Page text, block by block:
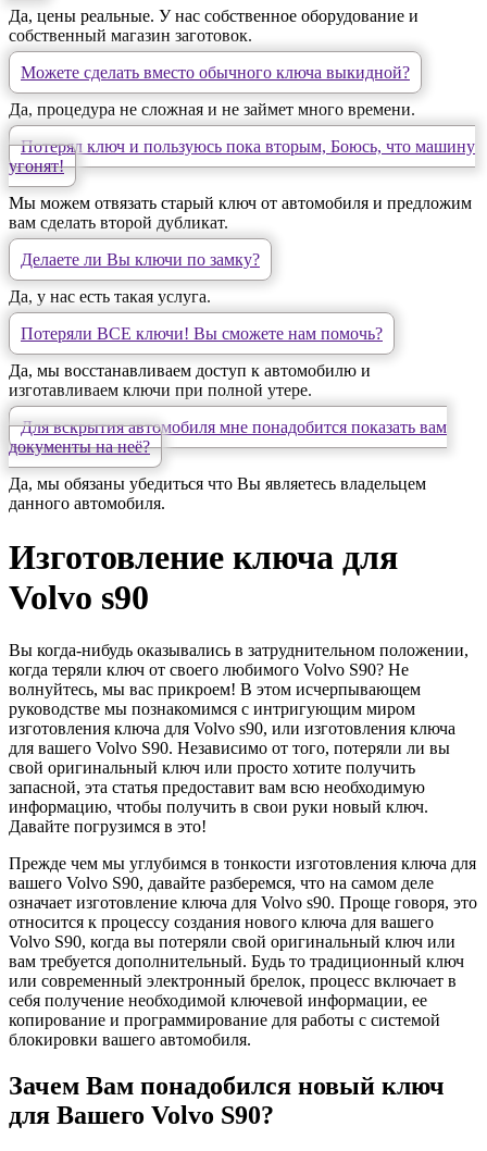
Да, цены реальные. У нас собственное оборудование и
собственный магазин заготовок.
Можете сделать вместо обычного ключа выкидной?
Да, процедура не сложная и не займет много времени.
Потерял ключ и пользуюсь пока вторым, Боюсь, что машину
угонят!
Мы можем отвязать старый ключ от автомобиля и предложим
вам сделать второй дубликат.
Делаете ли Вы ключи по замку?
Да, у нас есть такая услуга.
Потеряли ВСЕ ключи! Вы сможете нам помочь?
Да, мы восстанавливаем доступ к автомобилю и
изготавливаем ключи при полной утере.
Для вскрытия автомобиля мне понадобится показать вам
документы на неё?
Да, мы обязаны убедиться что Вы являетесь владельцем
данного автомобиля.
Изготовление ключа для
Volvo s90
Вы когда-нибудь оказывались в затруднительном положении,
когда теряли ключ от своего любимого Volvo S90? Не
волнуйтесь, мы вас прикроем! В этом исчерпывающем
руководстве мы познакомимся с интригующим миром
изготовления ключа для Volvo s90, или изготовления ключа
для вашего Volvo S90. Независимо от того, потеряли ли вы
свой оригинальный ключ или просто хотите получить
запасной, эта статья предоставит вам всю необходимую
информацию, чтобы получить в свои руки новый ключ.
Давайте погрузимся в это!
Прежде чем мы углубимся в тонкости изготовления ключа для
вашего Volvo S90, давайте разберемся, что на самом деле
означает изготовление ключа для Volvo s90. Проще говоря, это
относится к процессу создания нового ключа для вашего
Volvo S90, когда вы потеряли свой оригинальный ключ или
вам требуется дополнительный. Будь то традиционный ключ
или современный электронный брелок, процесс включает в
себя получение необходимой ключевой информации, ее
копирование и программирование для работы с системой
блокировки вашего автомобиля.
Зачем Вам понадобился новый ключ
для Вашего Volvo S90?